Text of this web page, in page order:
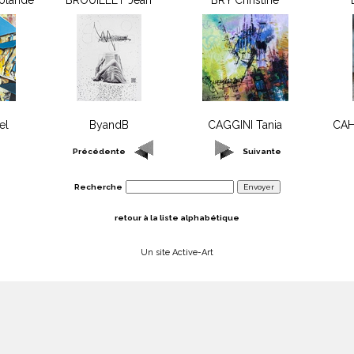
ByandB CAGGINI Tania
Précédente Suivante
Recherche
retour à la liste alphabétique
Un site Active-Art